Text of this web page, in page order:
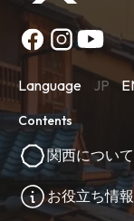
Language JP
Contents
関西について
お役立ち情報